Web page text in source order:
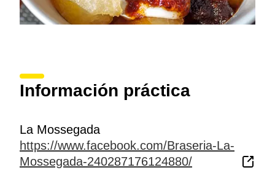
Información práctica
La Mossegada
https://www.facebook.com/Braseria-La-
Mossegada-240287176124880/